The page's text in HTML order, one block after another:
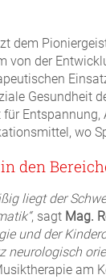
dem
von der
Gesundheit
für
wo
den
liegt der
, sagt Mag.
und der
neurologisch
am